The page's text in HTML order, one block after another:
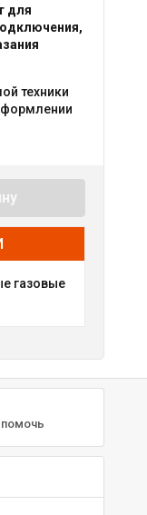
для
техники
газовые